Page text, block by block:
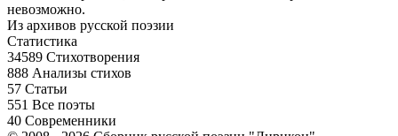
невозможно.
Из архивов русской поэзии
Статистика
34589 Стихотворения
888 Анализы стихов
57 Статьи
551 Все поэты
40 Современники